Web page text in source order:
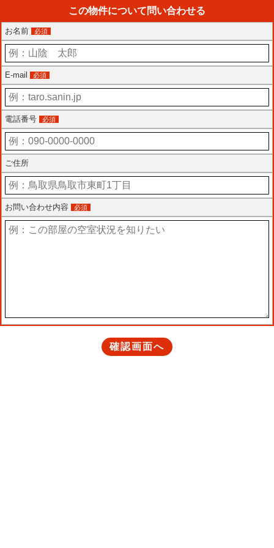
この物件について問い合わせる
お名前 必須
E-mail 必須
電話番号 必須
ご住所
お問い合わせ内容 必須